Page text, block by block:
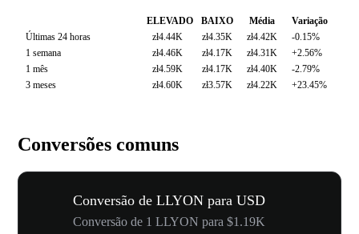
ELEVADO BAIXO Média
Variação
Últimas 24 horas
zł4.44K zł4.35K zł4.42K
-0.15%
1 semana
zł4.46K zł4.17K zł4.31K
+2.56%
1 mês
zł4.59K zł4.17K zł4.40K
-2.79%
3 meses
zł4.60K zł3.57K zł4.22K +23.45%
Conversões comuns
Conversão de LLYON para USD
Conversão de 1 LLYON para $1.19K